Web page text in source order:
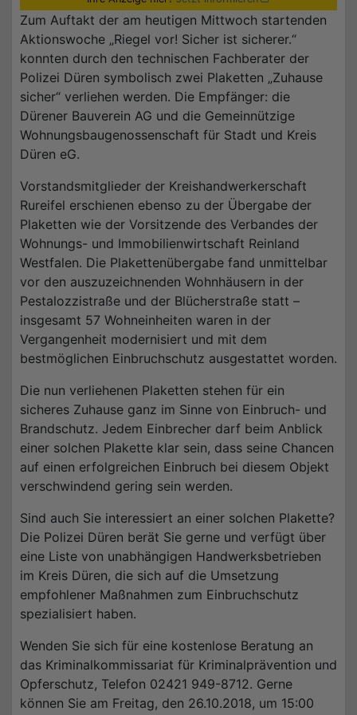
Zum Auftakt der am heutigen Mittwoch startenden
Aktionswoche „Riegel vor! Sicher ist sicherer.“
konnten durch den technischen Fachberater der
Polizei Düren symbolisch zwei Plaketten „Zuhause
sicher“ verliehen werden. Die Empfänger: die
Dürener Bauverein AG und die Gemeinnützige
Wohnungsbaugenossenschaft für Stadt und Kreis
Düren eG.
Vorstandsmitglieder der Kreishandwerkerschaft
Rureifel erschienen ebenso zu der Übergabe der
Plaketten wie der Vorsitzende des Verbandes der
Wohnungs- und Immobilienwirtschaft Reinland
Westfalen. Die Plakettenübergabe fand unmittelbar
vor den auszuzeichnenden Wohnhäusern in der
Pestalozzistraße und der Blücherstraße statt –
insgesamt 57 Wohneinheiten waren in der
Vergangenheit modernisiert und mit dem
bestmöglichen Einbruchschutz ausgestattet worden.
Die nun verliehenen Plaketten stehen für ein
sicheres Zuhause ganz im Sinne von Einbruch- und
Brandschutz. Jedem Einbrecher darf beim Anblick
einer solchen Plakette klar sein, dass seine Chancen
auf einen erfolgreichen Einbruch bei diesem Objekt
verschwindend gering sein werden.
Sind auch Sie interessiert an einer solchen Plakette?
Die Polizei Düren berät Sie gerne und verfügt über
eine Liste von unabhängigen Handwerksbetrieben
im Kreis Düren, die sich auf die Umsetzung
empfohlener Maßnahmen zum Einbruchschutz
spezialisiert haben.
Wenden Sie sich für eine kostenlose Beratung an
das Kriminalkommissariat für Kriminalprävention und
Opferschutz, Telefon 02421 949-8712. Gerne
können Sie am Freitag, den 26.10.2018, um 15:00